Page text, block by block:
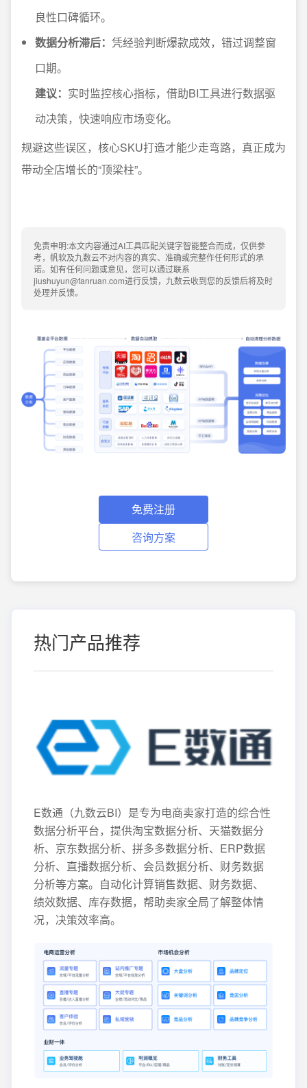
良性口碑循环。
数据分析滞后： 凭经验判断爆款成效，错过调整窗
口期。
建议： 实时监控核心指标，借助BI工具进行数据驱
动决策，快速响应市场变化。
规避这些误区，核心SKU打造才能少走弯路，真正成为
带动全店增长的“顶梁柱”。
免责申明:本文内容通过AI工具匹配关键字智能整合而成，仅供参
考，帆软及九数云不对内容的真实、准确或完整作任何形式的承
诺。如有任何问题或意见，您可以通过联系
jiushuyun@fanruan.com进行反馈，九数云收到您的反馈后将及时
处理并反馈。
免费注册
咨询方案
热门产品推荐
E数通（九数云BI）是专为电商卖家打造的综合性
数据分析平台，提供淘宝数据分析、天猫数据分
析、京东数据分析、拼多多数据分析、ERP数据
分析、直播数据分析、会员数据分析、财务数据
分析等方案。自动化计算销售数据、财务数据、
绩效数据、库存数据，帮助卖家全局了解整体情
况，决策效率高。